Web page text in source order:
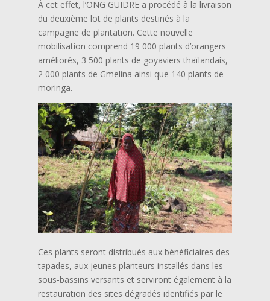
À cet effet, l’ONG GUIDRE a procédé à la livraison
du deuxième lot de plants destinés à la
campagne de plantation. Cette nouvelle
mobilisation comprend 19 000 plants d’orangers
améliorés, 3 500 plants de goyaviers thaïlandais,
2 000 plants de Gmelina ainsi que 140 plants de
moringa.
Ces plants seront distribués aux bénéficiaires des
tapades, aux jeunes planteurs installés dans les
sous-bassins versants et serviront également à la
restauration des sites dégradés identifiés par le